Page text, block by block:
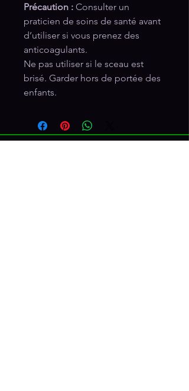
Précaution : Consulter un
praticien de soins de santé avant
d’utiliser si vous prenez des
anticoagulants.
Ne pas utiliser si le sceau est
brisé. Garder hors de portée des
enfants.